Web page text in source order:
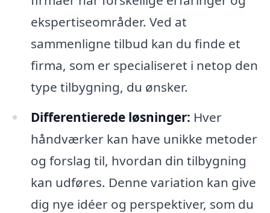
ekspertiseområder. Ved at
sammenligne tilbud kan du finde et
firma, som er specialiseret i netop den
type tilbygning, du ønsker.
Differentierede løsninger: Hver
håndværker kan have unikke metoder
og forslag til, hvordan din tilbygning
kan udføres. Denne variation kan give
dig nye idéer og perspektiver, som du